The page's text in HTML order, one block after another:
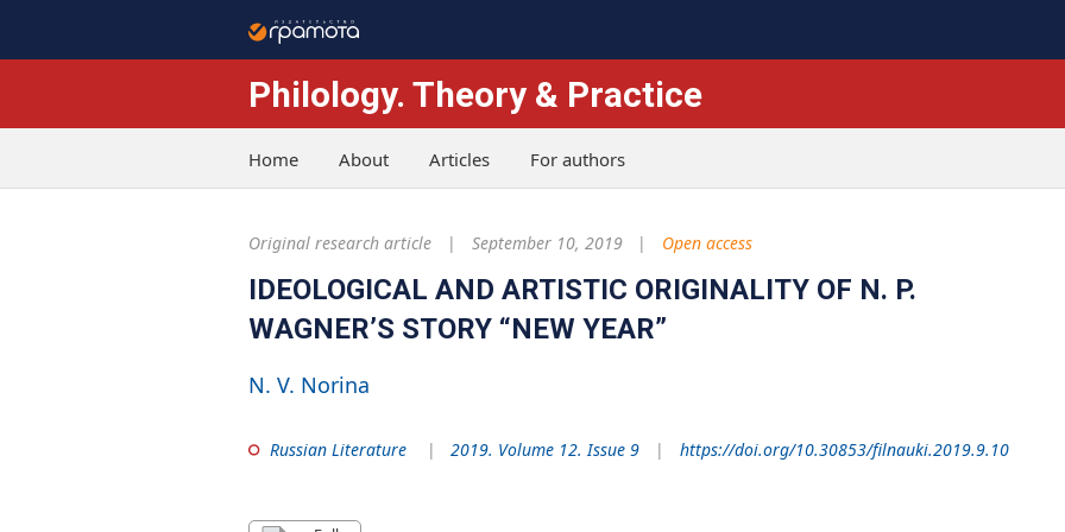
Philology. Theory & Practice
Home About Articles For authors
Original research article September 10, 2019 Open access
IDEOLOGICAL AND ARTISTIC ORIGINALITY OF N. P.
WAGNER’S STORY “NEW YEAR”
N. V. Norina
Russian Literature 2019. Volume 12. Issue 9 https://doi.org/10.30853/filnauki.2019.9.10